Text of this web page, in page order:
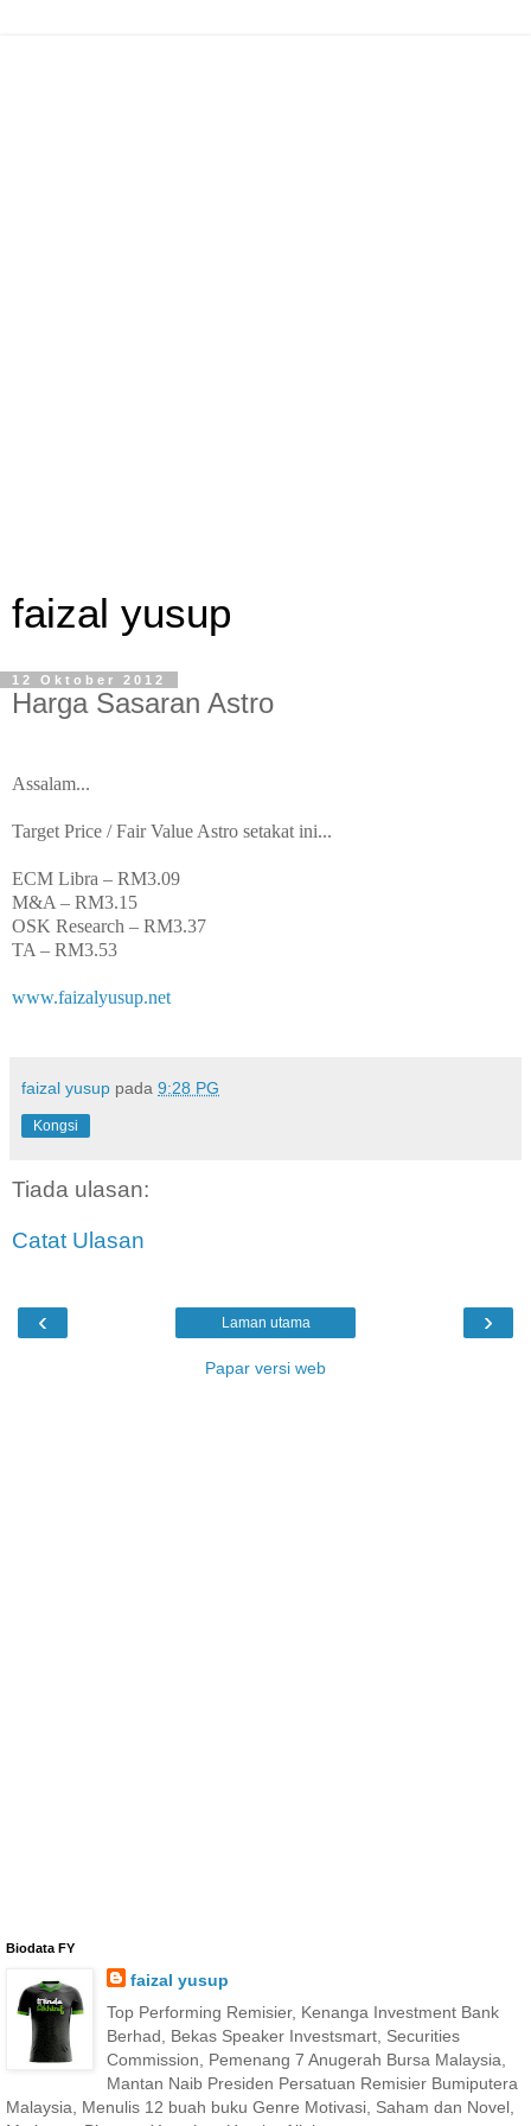
faizal yusup
12 Oktober 2012
Harga Sasaran Astro
Assalam...
Target Price / Fair Value Astro setakat ini...
ECM Libra – RM3.09
M&A – RM3.15
OSK Research – RM3.37
TA – RM3.53
www.faizalyusup.net
faizal yusup pada 9:28 PG
Kongsi
Tiada ulasan:
Catat Ulasan
‹ ›
Laman utama
Papar versi web
Biodata FY
faizal yusup
Top Performing Remisier, Kenanga Investment Bank
Berhad, Bekas Speaker Investsmart, Securities
Commission, Pemenang 7 Anugerah Bursa Malaysia,
Mantan Naib Presiden Persatuan Remisier Bumiputera
Malaysia, Menulis 12 buah buku Genre Motivasi, Saham dan Novel,